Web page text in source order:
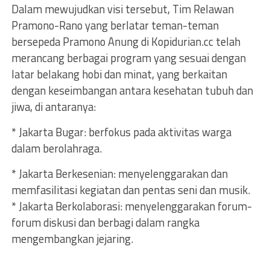
Dalam mewujudkan visi tersebut, Tim Relawan
Pramono-Rano yang berlatar teman-teman
bersepeda Pramono Anung di Kopidurian.cc telah
merancang berbagai program yang sesuai dengan
latar belakang hobi dan minat, yang berkaitan
dengan keseimbangan antara kesehatan tubuh dan
jiwa, di antaranya:
* Jakarta Bugar: berfokus pada aktivitas warga
dalam berolahraga.
* Jakarta Berkesenian: menyelenggarakan dan
memfasilitasi kegiatan dan pentas seni dan musik.
* Jakarta Berkolaborasi: menyelenggarakan forum-
forum diskusi dan berbagi dalam rangka
mengembangkan jejaring.